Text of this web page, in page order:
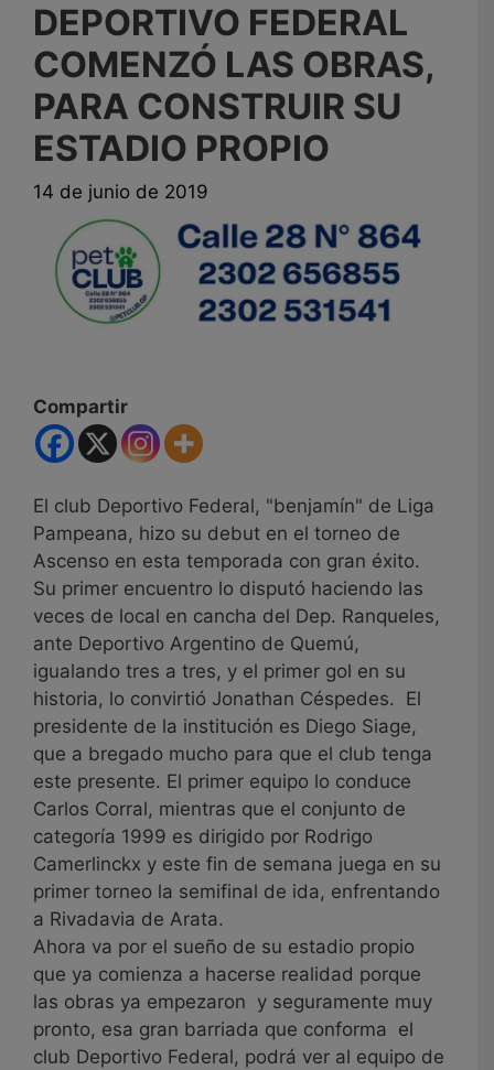
DEPORTIVO FEDERAL
COMENZÓ LAS OBRAS,
PARA CONSTRUIR SU
ESTADIO PROPIO
14 de junio de 2019
Compartir
El club Deportivo Federal, "benjamín" de Liga
Pampeana, hizo su debut en el torneo de
Ascenso en esta temporada con gran éxito.
Su primer encuentro lo disputó haciendo las
veces de local en cancha del Dep. Ranqueles,
ante Deportivo Argentino de Quemú,
igualando tres a tres, y el primer gol en su
historia, lo convirtió Jonathan Céspedes. El
presidente de la institución es Diego Siage,
que a bregado mucho para que el club tenga
este presente. El primer equipo lo conduce
Carlos Corral, mientras que el conjunto de
categoría 1999 es dirigido por Rodrigo
Camerlinckx y este fin de semana juega en su
primer torneo la semifinal de ida, enfrentando
a Rivadavia de Arata.
Ahora va por el sueño de su estadio propio
que ya comienza a hacerse realidad porque
las obras ya empezaron y seguramente muy
pronto, esa gran barriada que conforma el
club Deportivo Federal, podrá ver al equipo de